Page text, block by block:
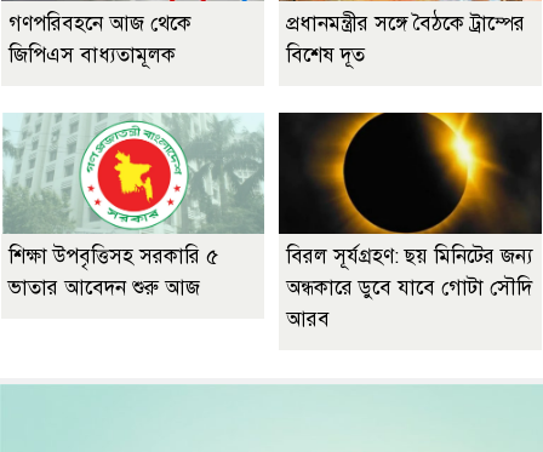
গণপরিবহনে আজ থেকে
জিপিএস বাধ্যতামূলক
প্রধানমন্ত্রীর সঙ্গে বৈঠকে ট্রাম্পের
বিশেষ দূত
শিক্ষা উপবৃত্তিসহ সরকারি ৫
ভাতার আবেদন শুরু আজ
বিরল সূর্যগ্রহণ: ছয় মিনিটের জন্য
অন্ধকারে ডুবে যাবে গোটা সৌদি
আরব